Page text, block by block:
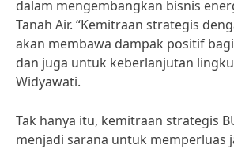
dalam mengembangkan bisnis
Tanah Air. “Kemitraan strategis
akan membawa dampak positif
dan juga untuk keberlanjutan
Widyawati.
Tak hanya itu, kemitraan strategis
menjadi sarana untuk memperluas